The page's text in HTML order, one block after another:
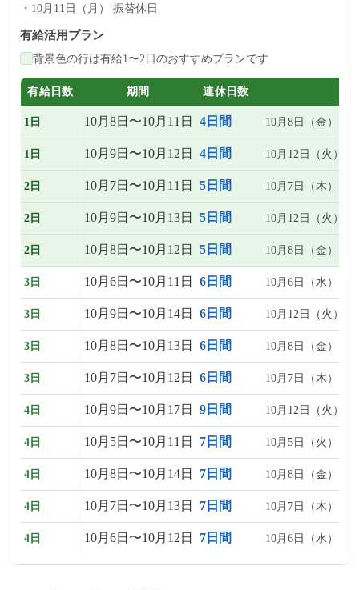
10月11日（月） 振替休日
有給活用プラン
背景色の行は有給1〜2日のおすすめプランです
有給日数 期間 連休日数
1日 10月8日〜10月11日 4日間 10月8日（金）
1日 10月9日〜10月12日 4日間 10月12日（火）
2日 10月7日〜10月11日 5日間 10月7日（木）、
2日 10月9日〜10月13日 5日間 10月12日（火）、
2日 10月8日〜10月12日 5日間 10月8日（金）、
3日 10月6日〜10月11日 6日間 10月6日（水）、
3日 10月9日〜10月14日 6日間 10月12日（火）
3日 10月8日〜10月13日 6日間 10月8日（金）、
3日 10月7日〜10月12日 6日間 10月7日（木）、
4日 10月9日〜10月17日 9日間 10月12日（火）
4日 10月5日〜10月11日 7日間 10月5日（火）、
4日 10月8日〜10月14日 7日間 10月8日（金）、
4日 10月7日〜10月13日 7日間 10月7日（木）、
4日 10月6日〜10月12日 7日間 10月6日（水）、